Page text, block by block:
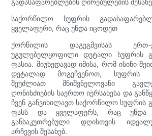
საქორწილო სუფრის
ყველაფერი, რაც უნდა იცოდეთ
ქორწილის დაგეგმვისას
უგულებელყოფილი დეტალი სუფრის
ფასია. მიუხედავად იმისა, რომ ისინი
დეტალად მოგეჩვენოთ, სუფრის
შეუძლიათ მნიშვნელოვანი
ღონისძიების საერთო იერსახესა და
ჩვენ განვიხილავთ საქორწილო სუფრის
ფასს და ყველაფერს, რაც უნდა
განსაკუთრებული დღისთვის
არჩევის შესახებ.